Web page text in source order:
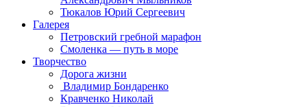
Тюкалов Юрий Сергеевич
Галерея
Петровский гребной марафон
Смоленка — путь в море
Творчество
Дорога жизни
Владимир Бондаренко
Кравченко Николай